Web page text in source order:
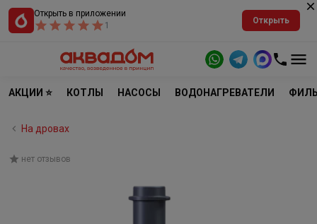
Открыть в приложении
1
Открыть
АКЦИИ ⭐ КОТЛЫ НАСОСЫ ВОДОНАГРЕВАТЕЛИ
На дровах
нет отзывов